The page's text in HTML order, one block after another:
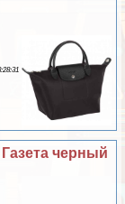
черный